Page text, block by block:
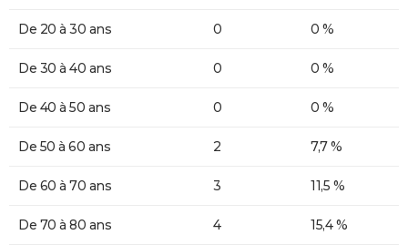
De 20 à 30 ans 0 0 %
De 30 à 40 ans 0 0 %
De 40 à 50 ans 0 0 %
De 50 à 60 ans 2 7,7 %
De 60 à 70 ans 3 11,5 %
De 70 à 80 ans 4 15,4 %